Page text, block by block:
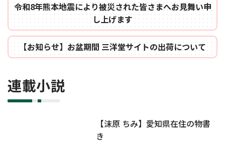
令和8年熊本地震により被災された皆さまへお見舞い申
し上げます
【お知らせ】お盆期間 三洋堂サイトの出荷について
連載小説
【沫原 ちみ】愛知県在住の物書
き